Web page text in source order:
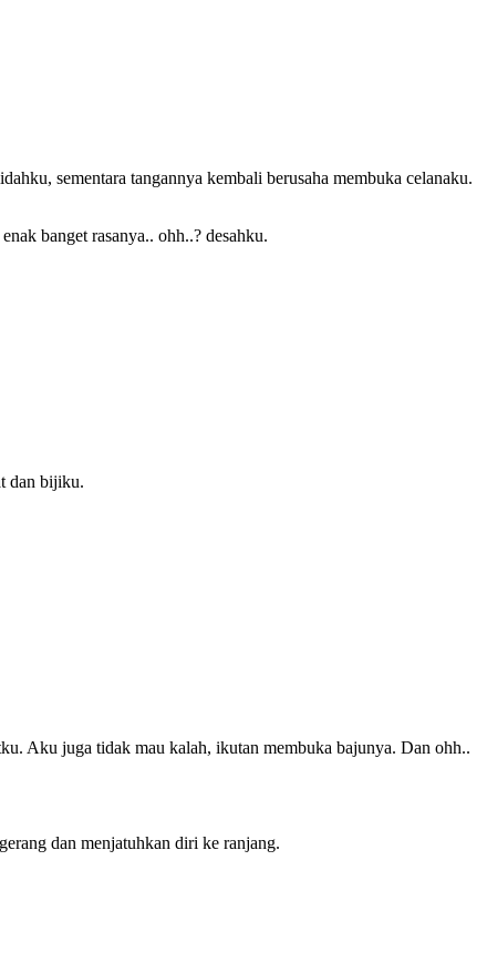
sementara tangannya kembali berusaha membuka celanaku.
banget rasanya.. ohh..? desahku.
dan bijiku.
Aku juga tidak mau kalah, ikutan membuka bajunya. Dan ohh..
dan menjatuhkan diri ke ranjang.